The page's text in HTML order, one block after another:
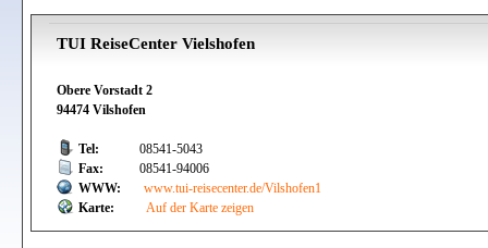
TUI ReiseCenter Vielshofen
Obere Vorstadt 2
94474 Vilshofen
Tel:
08541-5043
Fax:
08541-94006
WWW:
www.tui-reisecenter.de/Vilshofen1
Karte:
Auf der Karte zeigen